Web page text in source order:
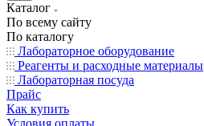
Каталог
По всему сайту
По каталогу
Лабораторное оборудование
Реагенты и расходные материалы
Лабораторная посуда
Прайс
Как купить
Условия оплаты